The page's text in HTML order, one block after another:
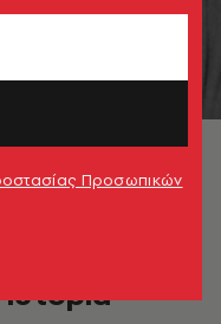
Προσωπικών